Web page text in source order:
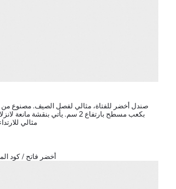
صندل أخضر للفتاة، مثالي لفصل الصيف. مصنوع
مثالي
أخضر فاتح / كود